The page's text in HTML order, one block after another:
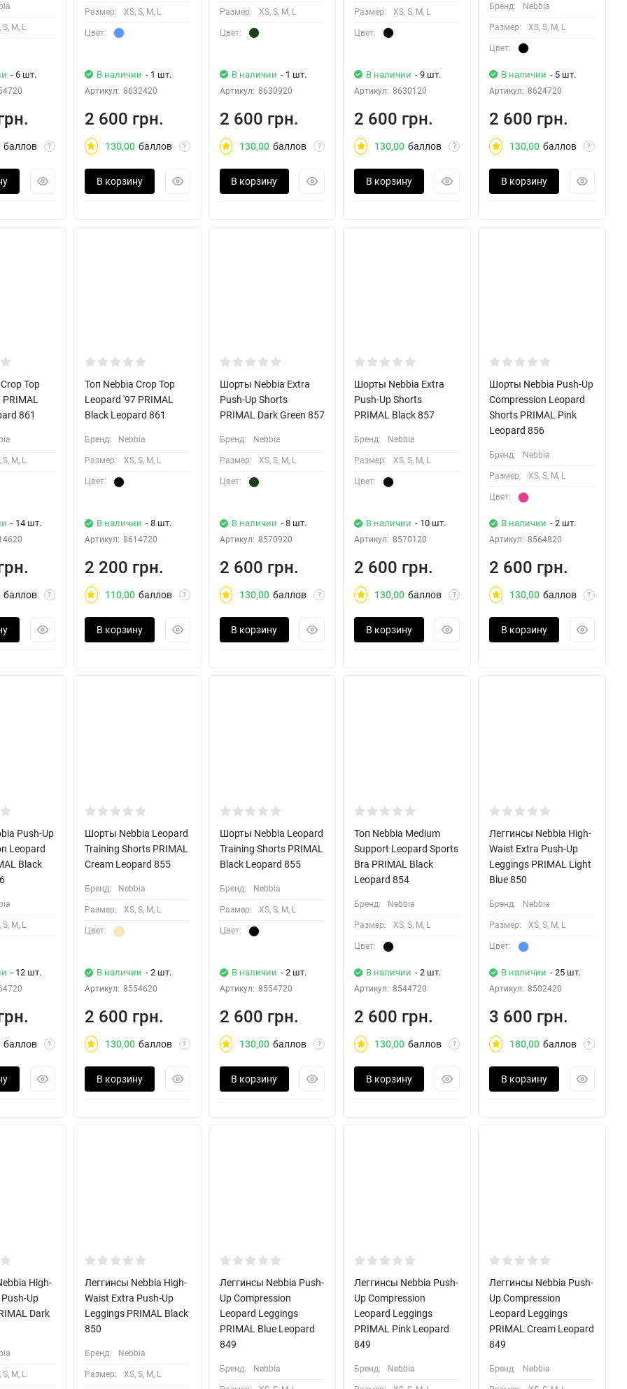
S, M, L
- 6 шт.
баллов ?
Размер: XS, S, M, L
Цвет:
В наличии - 1 шт.
Артикул: 8632420
2 600 грн.
130,00 баллов ?
В корзину
Размер: XS, S, M, L
Цвет:
В наличии - 1 шт.
Артикул: 8630920
2 600 грн.
130,00 баллов ?
В корзину
Размер: XS, S, M, L
Цвет:
В наличии - 9 шт.
Артикул: 8630120
2 600 грн.
130,00 баллов ?
В корзину
Бренд: Nebbia
Размер: XS, S, M, L
Цвет:
В наличии - 5 шт.
Артикул: 8624720
2 600 грн.
130,00 баллов ?
В корзину
Top
PRIMAL
861
S, M, L
- 14 шт.
баллов ?
Топ Nebbia Crop Top
Leopard '97 PRIMAL
Black Leopard 861
Бренд: Nebbia
Размер: XS, S, M, L
Цвет:
В наличии - 8 шт.
Артикул: 8614720
2 200 грн.
110,00 баллов ?
В корзину
Шорты Nebbia Extra
Push-Up Shorts
PRIMAL Dark Green 857
Бренд: Nebbia
Размер: XS, S, M, L
Цвет:
В наличии - 8 шт.
Артикул: 8570920
2 600 грн.
130,00 баллов ?
В корзину
Шорты Nebbia Extra
Push-Up Shorts
PRIMAL Black 857
Бренд: Nebbia
Размер: XS, S, M, L
Цвет:
В наличии - 10 шт.
Артикул: 8570120
2 600 грн.
130,00 баллов ?
В корзину
Шорты Nebbia Push-Up
Compression Leopard
Shorts PRIMAL Pink
Leopard 856
Бренд: Nebbia
Размер: XS, S, M, L
Цвет:
В наличии - 2 шт.
Артикул: 8564820
2 600 грн.
130,00 баллов ?
В корзину
Push-Up
Leopard
Black
S, M, L
- 12 шт.
баллов ?
Шорты Nebbia Leopard
Training Shorts PRIMAL
Cream Leopard 855
Бренд: Nebbia
Размер: XS, S, M, L
Цвет:
В наличии - 2 шт.
Артикул: 8554620
2 600 грн.
130,00 баллов ?
В корзину
Шорты Nebbia Leopard
Training Shorts PRIMAL
Black Leopard 855
Бренд: Nebbia
Размер: XS, S, M, L
Цвет:
В наличии - 2 шт.
Артикул: 8554720
2 600 грн.
130,00 баллов ?
В корзину
Топ Nebbia Medium
Support Leopard Sports
Bra PRIMAL Black
Leopard 854
Бренд: Nebbia
Размер: XS, S, M, L
Цвет:
В наличии - 2 шт.
Артикул: 8544720
2 600 грн.
130,00 баллов ?
В корзину
Леггинсы Nebbia High-
Waist Extra Push-Up
Leggings PRIMAL Light
Blue 850
Бренд: Nebbia
Размер: XS, S, M, L
Цвет:
В наличии - 25 шт.
Артикул: 8502420
3 600 грн.
180,00 баллов ?
В корзину
High-
Up
Dark
S, M, L
Леггинсы Nebbia High-
Waist Extra Push-Up
Leggings PRIMAL Black
850
Бренд: Nebbia
Размер: XS, S, M, L
Леггинсы Nebbia Push-
Up Compression
Leopard Leggings
PRIMAL Blue Leopard
849
Бренд: Nebbia
Леггинсы Nebbia Push-
Up Compression
Leopard Leggings
PRIMAL Pink Leopard
849
Бренд: Nebbia
Леггинсы Nebbia Push-
Up Compression
Leopard Leggings
PRIMAL Cream Leopard
849
Бренд: Nebbia